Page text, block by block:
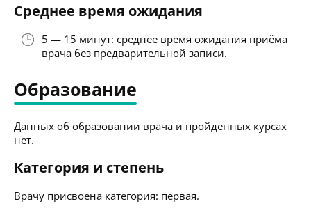
Среднее время ожидания
5 — 15 минут: среднее время ожидания приёма
врача без предварительной записи.
Образование
Данных об образовании врача и пройденных курсах
нет.
Категория и степень
Врачу присвоена категория: первая.